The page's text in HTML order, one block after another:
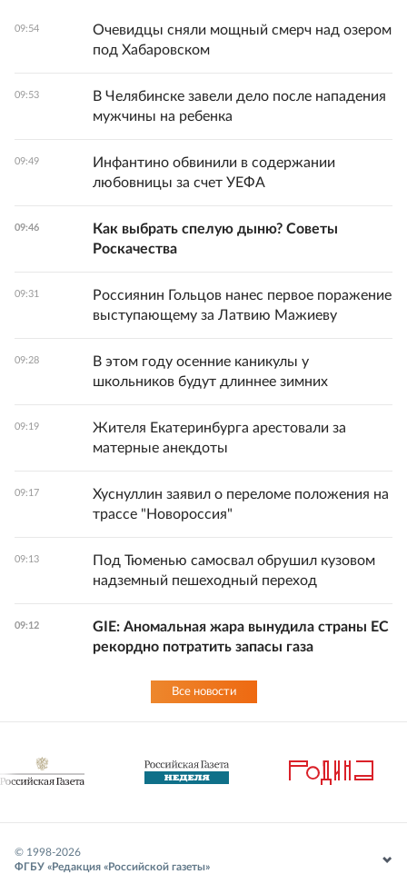
09:54
Очевидцы сняли мощный смерч над озером
под Хабаровском
09:53
В Челябинске завели дело после нападения
мужчины на ребенка
09:49
Инфантино обвинили в содержании
любовницы за счет УЕФА
09:46
Как выбрать спелую дыню? Советы
Роскачества
09:31
Россиянин Гольцов нанес первое поражение
выступающему за Латвию Мажиеву
09:28
В этом году осенние каникулы у
школьников будут длиннее зимних
09:19
Жителя Екатеринбурга арестовали за
матерные анекдоты
09:17
Хуснуллин заявил о переломе положения на
трассе "Новороссия"
09:13
Под Тюменью самосвал обрушил кузовом
надземный пешеходный переход
09:12
GIE: Аномальная жара вынудила страны ЕС
рекордно потратить запасы газа
Все новости
© 1998-2026
ФГБУ «Редакция «Российской газеты»